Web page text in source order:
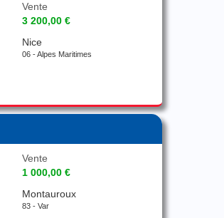
Vente
3 200,00 €
Nice
06 - Alpes Maritimes
Vente
1 000,00 €
Montauroux
83 - Var